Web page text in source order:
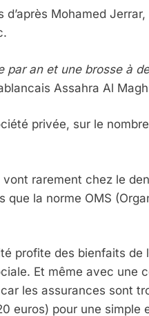
Mohamed
par an et une brosse à
Assahra Al
privée, sur le
rarement chez le
la norme OMS
profite des bienfaits de
Et même avec une
les assurances sont
euros) pour une simple
Le Rapport